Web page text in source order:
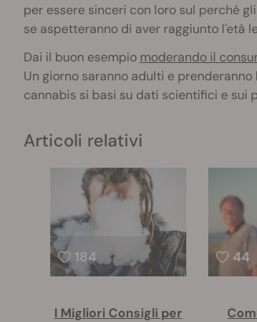
per essere sinceri con loro sul perché
se aspetteranno di aver raggiunto l'età
Dai il buon esempio moderando il
Un giorno saranno adulti e
cannabis si basi su dati scientifici e sui
Articoli relativi
184
I Migliori Consigli per
44